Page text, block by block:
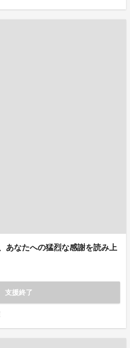
あなたへの猛烈な感謝を読み上
支援終了